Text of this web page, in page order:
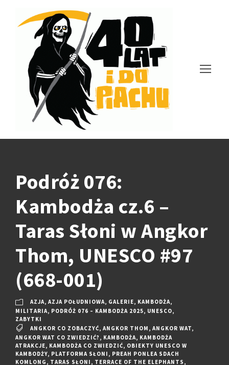
Podróż 076:
Kambodża cz.6 –
Taras Słoni w Angkor
Thom, UNESCO #97
(668-001)
AZJA, AZJA POŁUDNIOWA, GALERIE, KAMBODŻA,
MILITARIA, PODRÓŻ 076 – KAMBODŻA 2025, UNESCO,
ZABYTKI
ANGKOR CO ZOBACZYĆ, ANGKOR THOM , ANGKOR WAT,
ANGKOR WAT CO ZWIEDZIĆ? , KAMBODŻA, KAMBODŻA
ATRAKCJE, KAMBODŻA CO ZWIEDZIĆ, OBIEKTY UNESCO W
KAMBODŻY, PLATFORMA SŁONI , PREAH PONLEA SDACH
KOMLONG , TARAS SŁONI , TERRACE OF THE ELEPHANTS ,